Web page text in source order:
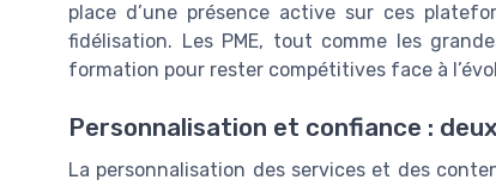
place d’une présence active sur ces
fidélisation. Les PME, tout comme les
formation pour rester compétitives face à
Personnalisation et confiance :
La personnalisation des services et des